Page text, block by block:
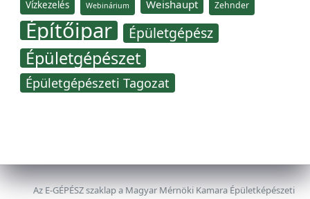
Vízkezelés Webinárium Weishaupt Zehnder
Építőipar Épületgépész
Épületgépészet
Épületgépészeti Tagozat
Az E-GÉPÉSZ szaklap a Magyar Mérnöki Kamara Épületképészeti